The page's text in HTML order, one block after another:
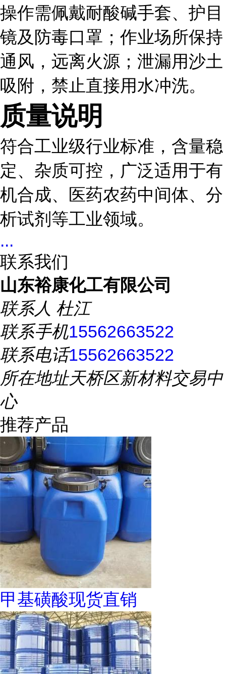
操作需佩戴耐酸碱手套、护目
镜及防毒口罩；作业场所保持
通风，远离火源；泄漏用沙土
吸附，禁止直接用水冲洗。
质量说明
符合工业级行业标准，含量稳
定、杂质可控，广泛适用于有
机合成、医药农药中间体、分
析试剂等工业领域。
...
联系我们
山东裕康化工有限公司
联系人 杜江
联系手机15562663522
联系电话15562663522
所在地址天桥区新材料交易中
心
推荐产品
甲基磺酸现货直销